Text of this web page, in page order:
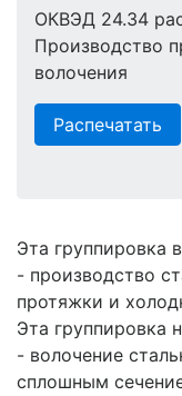
ОКВЭД 24.34
Производство
волочения
Распечатать
Эта группировка
- производство
протяжки и
Эта группировка
- волочение
сплошным